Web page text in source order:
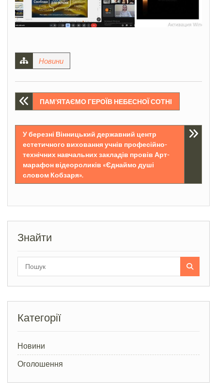
Новини
Навігація
записів
ПАМ’ЯТАЄМО ГЕРОЇВ НЕБЕСНОЇ СОТНІ
У березні Вінницький державний центр
естетичного виховання учнів професійно-
технічних навчальних закладів провів Арт-
марафон відеороликів «Єднаймо душі
словом Кобзаря».
Знайти
Категорії
Новини
Оголошення